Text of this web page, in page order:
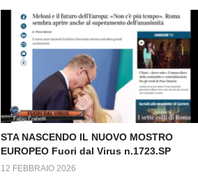
STA NASCENDO IL NUOVO MOSTRO
EUROPEO Fuori dal Virus n.1723.SP
12 FEBBRAIO 2026